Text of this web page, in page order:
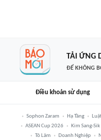
TẢI ỨNG
ĐỂ KHÔNG
Điều khoản sử dụng
Sophon Zaram Hạ Tầng
ASEAN Cup 2026
Kim Sang-Sik
Tô Lâm
Doanh Nghiệp